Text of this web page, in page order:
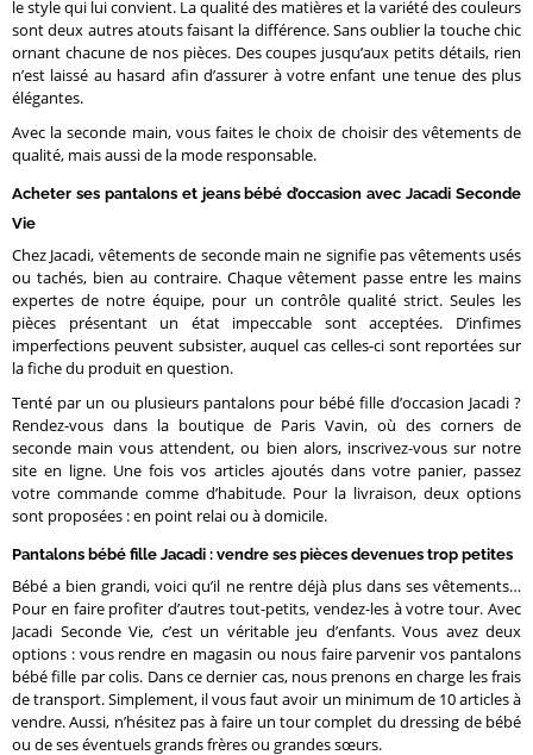
le style qui lui convient. La qualité des matières et la variété des couleurs
sont deux autres atouts faisant la différence. Sans oublier la touche chic
ornant chacune de nos pièces. Des coupes jusqu’aux petits détails, rien
n’est laissé au hasard afin d’assurer à votre enfant une tenue des plus
élégantes.
Avec la seconde main, vous faites le choix de choisir des vêtements de
qualité, mais aussi de la mode responsable.
Acheter ses pantalons et jeans bébé d’occasion avec Jacadi Seconde
Vie
Chez Jacadi, vêtements de seconde main ne signifie pas vêtements usés
ou tachés, bien au contraire. Chaque vêtement passe entre les mains
expertes de notre équipe, pour un contrôle qualité strict. Seules les
pièces présentant un état impeccable sont acceptées. D’infimes
imperfections peuvent subsister, auquel cas celles-ci sont reportées sur
la fiche du produit en question.
Tenté par un ou plusieurs pantalons pour bébé fille d’occasion Jacadi ?
Rendez-vous dans la boutique de Paris Vavin, où des corners de
seconde main vous attendent, ou bien alors, inscrivez-vous sur notre
site en ligne. Une fois vos articles ajoutés dans votre panier, passez
votre commande comme d’habitude. Pour la livraison, deux options
sont proposées : en point relai ou à domicile.
Pantalons bébé fille Jacadi : vendre ses pièces devenues trop petites
Bébé a bien grandi, voici qu’il ne rentre déjà plus dans ses vêtements…
Pour en faire profiter d’autres tout-petits, vendez-les à votre tour. Avec
Jacadi Seconde Vie, c’est un véritable jeu d’enfants. Vous avez deux
options : vous rendre en magasin ou nous faire parvenir vos pantalons
bébé fille par colis. Dans ce dernier cas, nous prenons en charge les frais
de transport. Simplement, il vous faut avoir un minimum de 10 articles à
vendre. Aussi, n’hésitez pas à faire un tour complet du dressing de bébé
ou de ses éventuels grands frères ou grandes sœurs.